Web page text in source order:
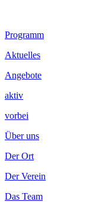
Footer
Inhalt
Programm
Aktuelles
Angebote
aktiv
vorbei
Über uns
Der Ort
Der Verein
Das Team